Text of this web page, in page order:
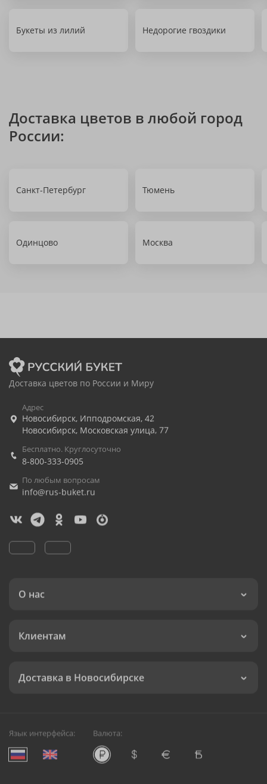
Букеты из лилий Недорогие гвоздики
Доставка цветов в любой город
России:
Санкт-Петербург Тюмень
Одинцово Москва
Доставка цветов по России и Миру
Адрес
Новосибирск, Ипподромская, 42
Новосибирск, Московская улица, 77
Бесплатно. Круглосуточно
8-800-333-0905
По любым вопросам
info@rus-buket.ru
О нас
Клиентам
Доставка в Новосибирске
Язык интерфейса: Валюта: